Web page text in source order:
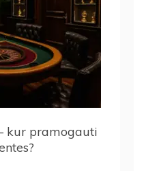
kur pramogauti